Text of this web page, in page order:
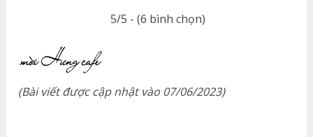
5/5 - (6 bình chọn)
(Bài viết được cập nhật vào 07/06/2023)